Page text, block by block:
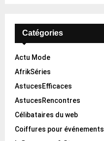
Catégories
Actu Mode
AfrikSéries
AstucesEfficaces
AstucesRencontres
Célibataires du web
Coiffures pour événements